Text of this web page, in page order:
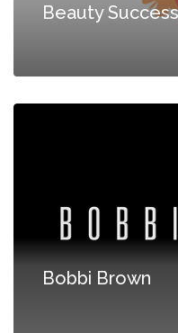
Beauty Success
Bobbi Brown